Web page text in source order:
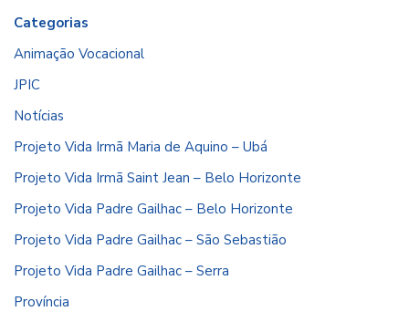
Categorias
Animação Vocacional
JPIC
Notícias
Projeto Vida Irmã Maria de Aquino – Ubá
Projeto Vida Irmã Saint Jean – Belo Horizonte
Projeto Vida Padre Gailhac – Belo Horizonte
Projeto Vida Padre Gailhac – São Sebastião
Projeto Vida Padre Gailhac – Serra
Província